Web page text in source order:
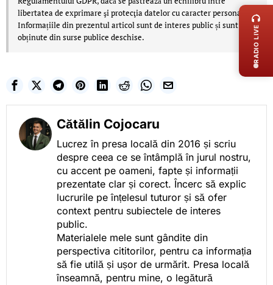
libertatea de exprimare şi protecţia datelor cu caracter personal.
Informațiile din prezentul articol sunt de interes public și sunt
obținute din surse publice deschise.
Cătălin Cojocaru
Lucrez în presa locală din 2016 și scriu
despre ceea ce se întâmplă în jurul nostru,
cu accent pe oameni, fapte și informații
prezentate clar și corect. Încerc să explic
lucrurile pe înțelesul tuturor și să ofer
context pentru subiectele de interes
public.
Materialele mele sunt gândite din
perspectiva cititorilor, pentru ca informația
să fie utilă și ușor de urmărit. Presa locală
înseamnă, pentru mine, o legătură
RADIO LIVE